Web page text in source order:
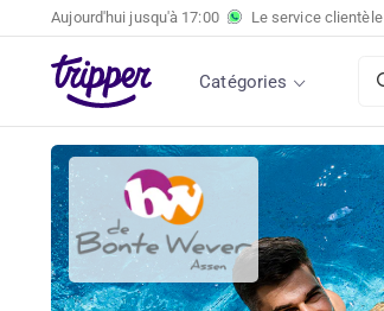
Aujourd'hui jusqu'à 17:00 Le service clientèle
Catégories